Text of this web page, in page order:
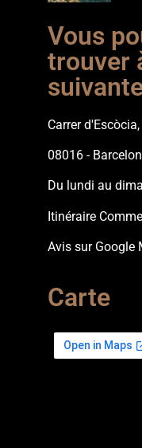
Vous
trouver
Carrer
08016 -
Du lundi au
Itinéraire
Avis sur Google
Carte